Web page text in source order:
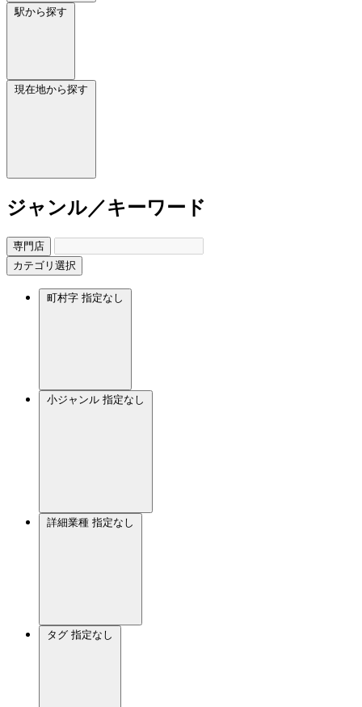
駅から探す
現在地から探す
ジャンル／キーワード
専門店
カテゴリ選択
町村字 指定なし
小ジャンル 指定なし
詳細業種 指定なし
タグ 指定なし